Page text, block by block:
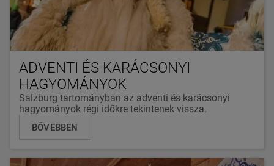
ADVENTI ÉS KARÁCSONYI
HAGYOMÁNYOK
Salzburg tartományban az adventi és karácsonyi
hagyományok régi időkre tekintenek vissza.
BŐVEBBEN